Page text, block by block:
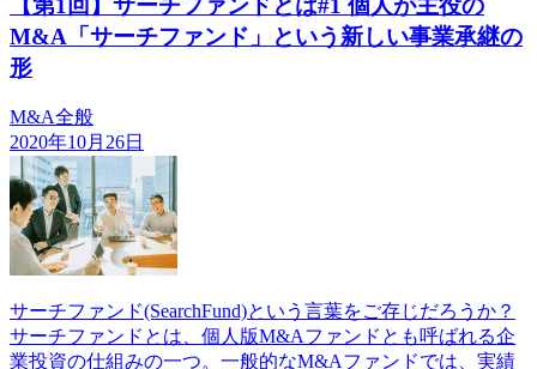
M&A「サーチファンド」という新しい事業承継の
形
M&A全般
2020年10月26日
サーチファンド(SearchFund)という言葉をご存じだろうか？
サーチファンドとは、個人版M&Aファンドとも呼ばれる企
業投資の仕組みの一つ。一般的なM&Aファンドでは、実績